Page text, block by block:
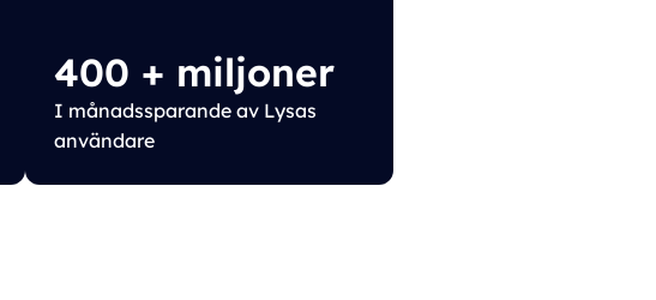
400 + miljoner
I månadssparande av Lysas
användare